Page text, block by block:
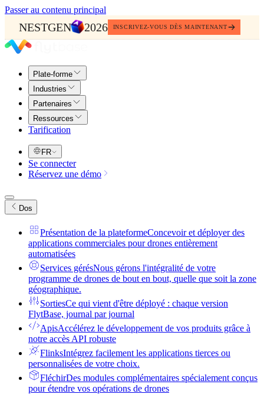
Passer au contenu principal
NESTGEN 2026 INSCRIVEZ-VOUS DÈS MAINTENANT
Plate-forme
Industries
Partenaires
Ressources
Tarification
FR
Se connecter
Réservez une démo
Dos
Présentation de la plateformeConcevoir et déployer des
applications commerciales pour drones entièrement
automatisées
Services gérésNous gérons l'intégralité de votre
programme de drones de bout en bout, quelle que soit la zone
géographique.
SortiesCe qui vient d'être déployé : chaque version
FlytBase, journal par journal
ApisAccélérez le développement de vos produits grâce à
notre accès API robuste
FlinksIntégrez facilement les applications tierces ou
personnalisées de votre choix.
FléchirDes modules complémentaires spécialement conçus
pour étendre vos opérations de drones